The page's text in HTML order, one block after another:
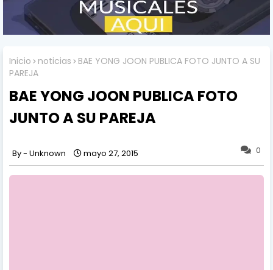
Inicio noticias
BAE YONG JOON PUBLICA FOTO JUNTO A SU
PAREJA
BAE YONG JOON PUBLICA FOTO
JUNTO A SU PAREJA
0
Unknown mayo 27, 2015